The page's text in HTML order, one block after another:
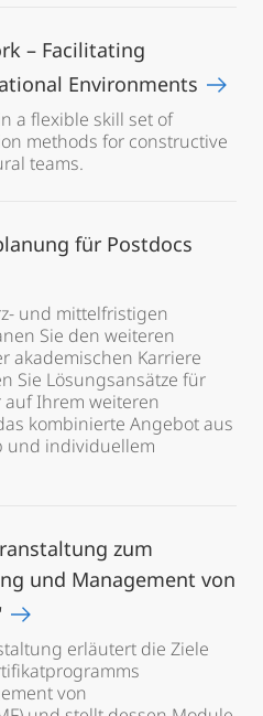
– Facilitating
Environments
a flexible skill set of
methods for constructive
teams.
für Postdocs
und mittelfristigen
Sie den weiteren
akademischen Karriere
Sie Lösungsansätze für
Ihrem weiteren
kombinierte Angebot aus
und individuellem
zum
und Management von
erläutert die Ziele
von